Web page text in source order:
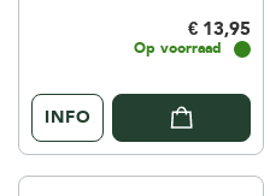
€ 13,95
Op voorraad
INFO